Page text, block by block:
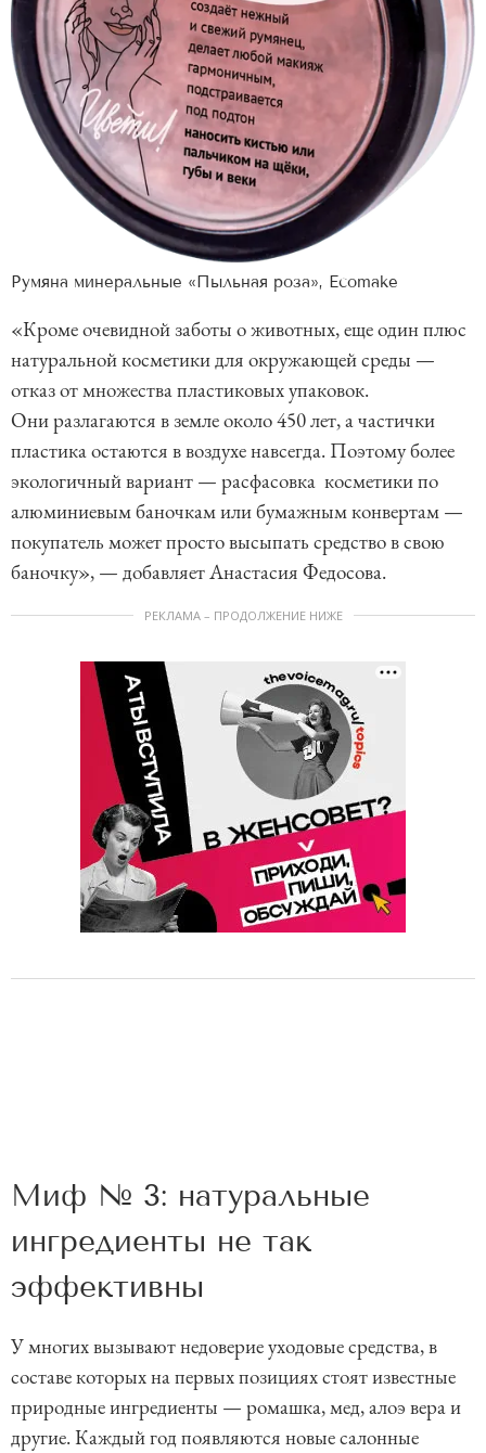
Румяна минеральные «Пыльная роза», Ecomake
«Кроме очевидной заботы о животных, еще один плюс
натуральной косметики для окружающей среды —
отказ от множества пластиковых упаковок.
Они разлагаются в земле около 450 лет, а частички
пластика остаются в воздухе навсегда. Поэтому более
экологичный вариант — расфасовка косметики по
алюминиевым баночкам или бумажным конвертам —
покупатель может просто высыпать средство в свою
баночку», — добавляет Анастасия Федосова.
РЕКЛАМА – ПРОДОЛЖЕНИЕ НИЖЕ
Миф № 3: натуральные
ингредиенты не так
эффективны
У многих вызывают недоверие уходовые средства, в
составе которых на первых позициях стоят известные
природные ингредиенты — ромашка, мед, алоэ вера и
другие. Каждый год появляются новые салонные